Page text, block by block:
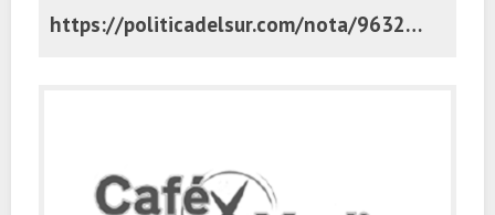
https://politicadelsur.com/nota/96328/suben-mas-del-70-los-accidentes-ferroviarios-alertan-sobre-una-inminente-tragedia/